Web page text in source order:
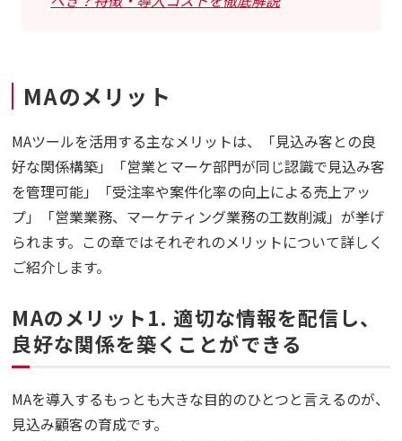
MAのメリット
MAツールを活用する主なメリットは、「見込み客との良
好な関係構築」「営業とマーケ部門が同じ認識で見込み客
を管理可能」「受注率や案件化率の向上による売上アッ
プ」「営業業務、マーケティング業務の工数削減」が挙げ
られます。この章ではそれぞれのメリットについて詳しく
ご紹介します。
MAのメリット1. 適切な情報を配信し、
良好な関係を築くことができる
MAを導入するもっとも大きな目的のひとつと言えるのが、
見込み顧客の育成です。